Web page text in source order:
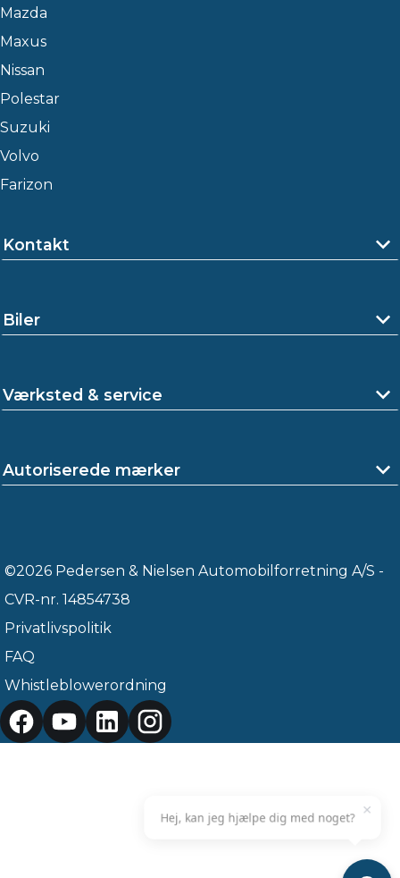
Mazda
Maxus
Nissan
Polestar
Suzuki
Volvo
Farizon
Kontakt
Biler
Værksted & service
Autoriserede mærker
©2026 Pedersen & Nielsen Automobilforretning A/S -
CVR-nr. 14854738
Privatlivspolitik
FAQ
Whistleblowerordning